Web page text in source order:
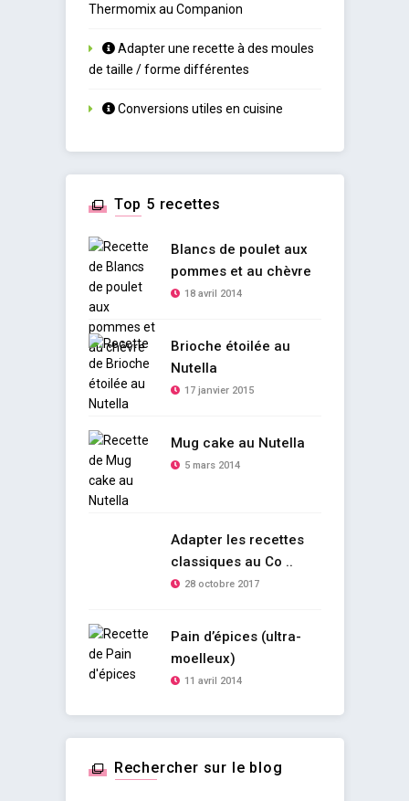
Thermomix au Companion
Adapter une recette à des moules
de taille / forme différentes
Conversions utiles en cuisine
Top 5 recettes
Blancs de poulet aux
pommes et au chèvre
18 avril 2014
Brioche étoilée au
Nutella
17 janvier 2015
Mug cake au Nutella
5 mars 2014
Adapter les recettes
classiques au Co ..
28 octobre 2017
Pain d’épices (ultra-
moelleux)
11 avril 2014
Rechercher sur le blog